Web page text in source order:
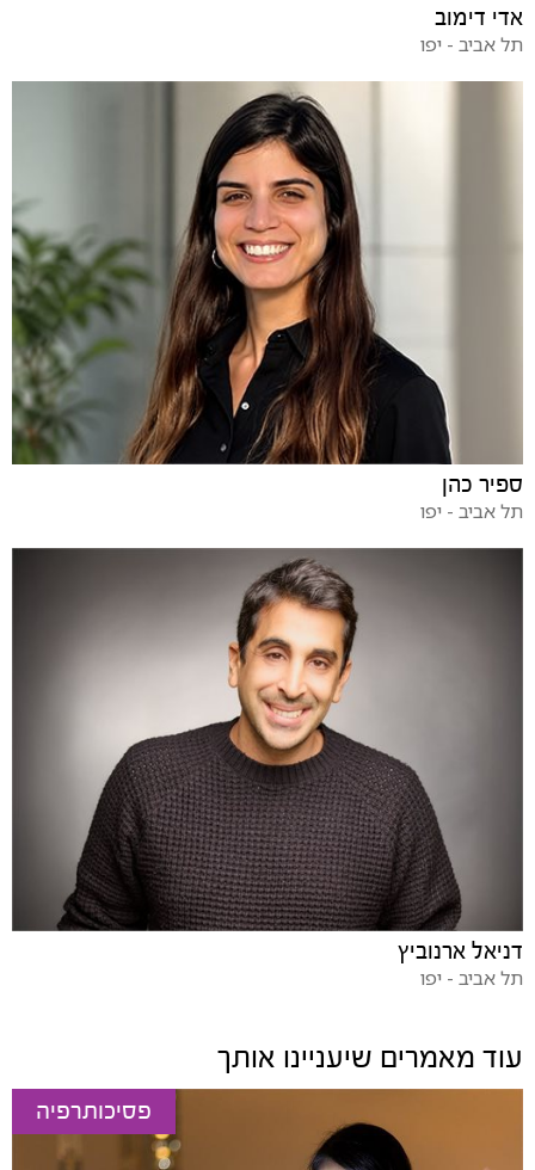
אדי דימוב
תל אביב - יפו
ספיר כהן
תל אביב - יפו
דניאל ארנוביץ
תל אביב - יפו
עוד מאמרים שיעניינו אותך
פסיכותרפיה